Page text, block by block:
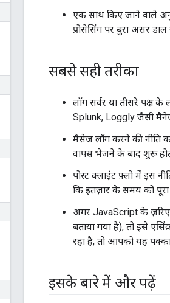
एक साथ किए जाने वाले
प्रोसेसिंग पर बुरा असर डाल
सबसे सही तरीका
लॉग सर्वर या तीसरे पक्ष
Splunk, Loggly जैसी
मैसेज लॉग करने की नीति
वापस भेजने के बाद शुरू
पोस्ट क्लाइंट फ़्लो में इस
कि इंतज़ार के समय को पूरा
अगर JavaScript के
बताया गया है), तो इसे
रहा है, तो आपको यह
इसके बारे में और पढ़ें